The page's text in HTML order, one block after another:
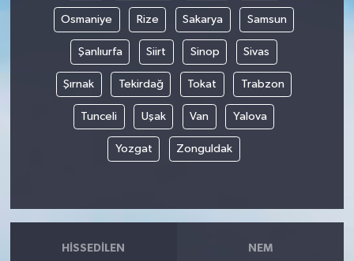
Osmaniye Rize Sakarya Samsun
Şanlıurfa Siirt Sinop Sivas
Şırnak Tekirdağ Tokat Trabzon
Tunceli Uşak Van Yalova
Yozgat Zonguldak
HISSEDILEN NEM